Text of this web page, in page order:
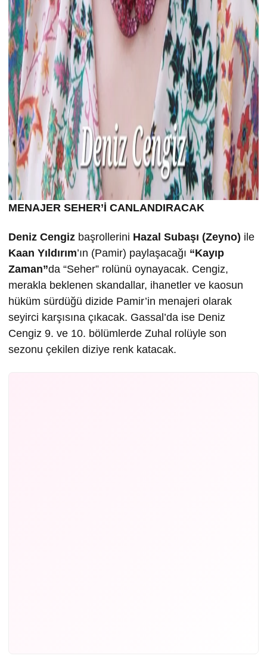
MENAJER SEHER’İ CANLANDIRACAK
Deniz Cengiz başrollerini Hazal Subaşı (Zeyno) ile
Kaan Yıldırım’ın (Pamir) paylaşacağı “Kayıp
Zaman”da “Seher” rolünü oynayacak. Cengiz,
merakla beklenen skandallar, ihanetler ve kaosun
hüküm sürdüğü dizide Pamir’in menajeri olarak
seyirci karşısına çıkacak. Gassal’da ise Deniz
Cengiz 9. ve 10. bölümlerde Zuhal rolüyle son
sezonu çekilen diziye renk katacak.